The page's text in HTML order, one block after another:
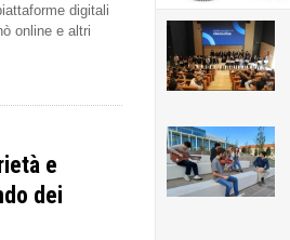
digitali
online e altri
e
dei